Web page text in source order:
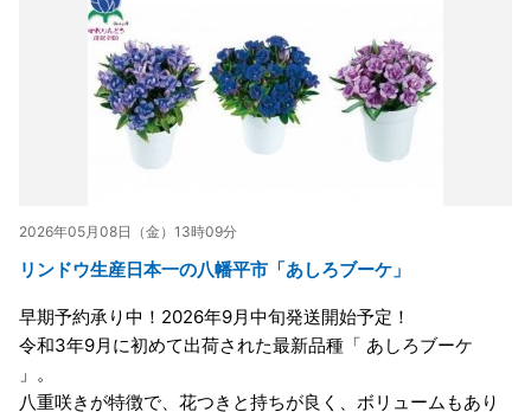
2026年05月08日（金）13時09分
リンドウ生産日本一の八幡平市「あしろブーケ」
早期予約承り中！2026年9月中旬発送開始予定！
令和3年9月に初めて出荷された最新品種「 あしろブーケ
」。
八重咲きが特徴で、花つきと持ちが良く、ボリュームもあり